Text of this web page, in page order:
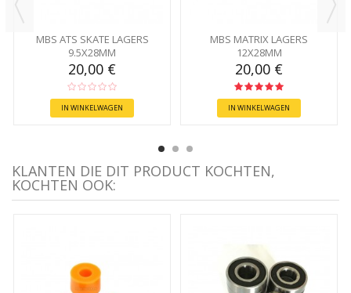
MBS ATS SKATE LAGERS
9.5X28MM
20,00 €
IN WINKELWAGEN
MBS MATRIX LAGERS
12X28MM
20,00 €
IN WINKELWAGEN
KLANTEN DIE DIT PRODUCT KOCHTEN,
KOCHTEN OOK: